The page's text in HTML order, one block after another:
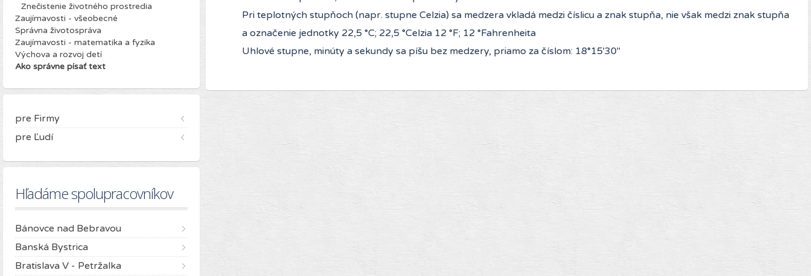
Pri teplotných stupňoch (napr. stupne Celzia) sa medzera vkladá medzi číslicu a znak stupňa, nie však medzi znak stupňa
a označenie jednotky 22,5 °C; 22,5 °Celzia 12 °F; 12 °Fahrenheita
Uhlové stupne, minúty a sekundy sa píšu bez medzery, priamo za číslom: 18°15′30″
Znečistenie životného prostredia
Zaujímavosti - všeobecné
Správna životospráva
Zaujímavosti - matematika a fyzika
Výchova a rozvoj detí
Ako správne písať text
pre Firmy
pre Ľudí
Hľadáme spolupracovníkov
Bánovce nad Bebravou
Banská Bystrica
Bratislava V - Petržalka